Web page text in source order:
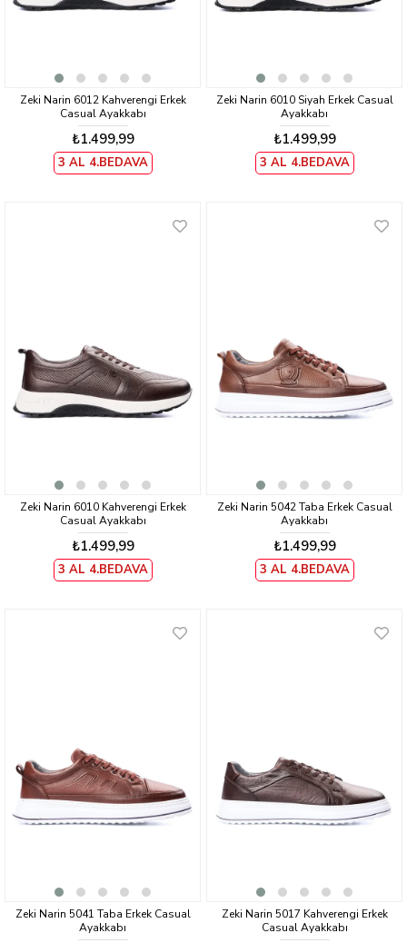
Zeki Narin 6012 Kahverengi Erkek
Casual Ayakkabı
₺1.499,99
3 AL 4.BEDAVA
Zeki Narin 6010 Siyah Erkek Casual
Ayakkabı
₺1.499,99
3 AL 4.BEDAVA
Zeki Narin 6010 Kahverengi Erkek
Casual Ayakkabı
₺1.499,99
3 AL 4.BEDAVA
Zeki Narin 5042 Taba Erkek Casual
Ayakkabı
₺1.499,99
3 AL 4.BEDAVA
Zeki Narin 5041 Taba Erkek Casual
Ayakkabı
Zeki Narin 5017 Kahverengi Erkek
Casual Ayakkabı